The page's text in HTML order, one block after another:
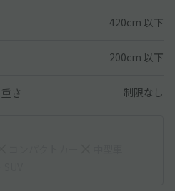
420cm 以下
200cm 以下
重さ 制限なし